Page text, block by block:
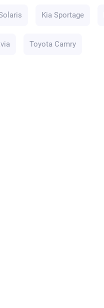
Kia Sportage
Toyota Camry